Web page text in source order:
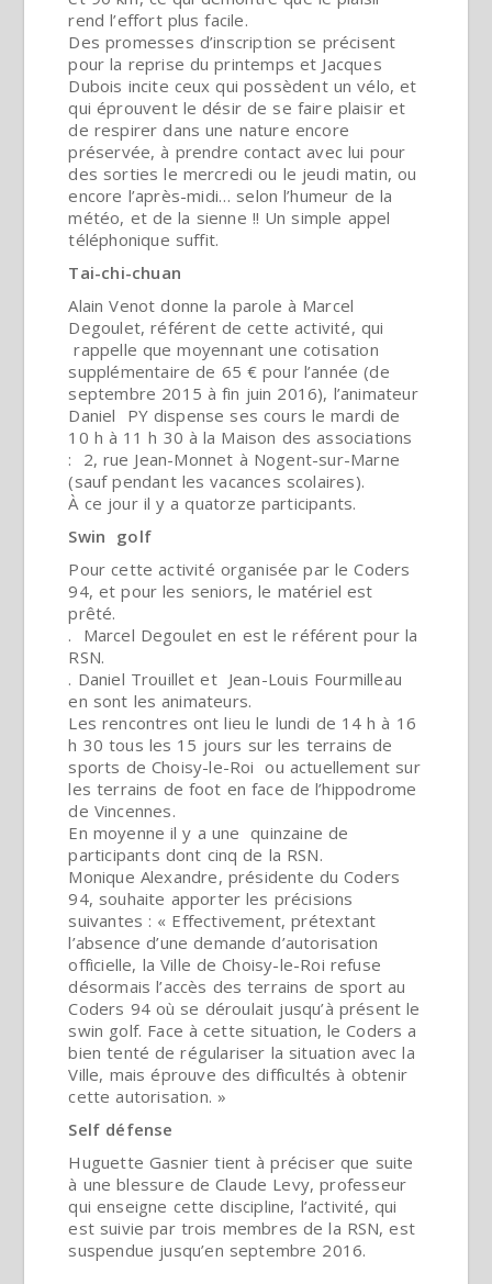
rend l’effort plus facile.
Des promesses d’inscription se précisent
pour la reprise du printemps et Jacques
Dubois incite ceux qui possèdent un vélo, et
qui éprouvent le désir de se faire plaisir et
de respirer dans une nature encore
préservée, à prendre contact avec lui pour
des sorties le mercredi ou le jeudi matin, ou
encore l’après-midi… selon l’humeur de la
météo, et de la sienne !! Un simple appel
téléphonique suffit.
Tai-chi-chuan
Alain Venot donne la parole à Marcel
Degoulet, référent de cette activité, qui
rappelle que moyennant une cotisation
supplémentaire de 65 € pour l’année (de
septembre 2015 à fin juin 2016), l’animateur
Daniel PY dispense ses cours le mardi de
10 h à 11 h 30 à la Maison des associations
: 2, rue Jean-Monnet à Nogent-sur-Marne
(sauf pendant les vacances scolaires).
À ce jour il y a quatorze participants.
Swin golf
Pour cette activité organisée par le Coders
94, et pour les seniors, le matériel est
prêté.
. Marcel Degoulet en est le référent pour la
RSN.
. Daniel Trouillet et Jean-Louis Fourmilleau
en sont les animateurs.
Les rencontres ont lieu le lundi de 14 h à 16
h 30 tous les 15 jours sur les terrains de
sports de Choisy-le-Roi ou actuellement sur
les terrains de foot en face de l’hippodrome
de Vincennes.
En moyenne il y a une quinzaine de
participants dont cinq de la RSN.
Monique Alexandre, présidente du Coders
94, souhaite apporter les précisions
suivantes : « Effectivement, prétextant
l’absence d’une demande d’autorisation
officielle, la Ville de Choisy-le-Roi refuse
désormais l’accès des terrains de sport au
Coders 94 où se déroulait jusqu’à présent le
swin golf. Face à cette situation, le Coders a
bien tenté de régulariser la situation avec la
Ville, mais éprouve des difficultés à obtenir
cette autorisation. »
Self défense
Huguette Gasnier tient à préciser que suite
à une blessure de Claude Levy, professeur
qui enseigne cette discipline, l’activité, qui
est suivie par trois membres de la RSN, est
suspendue jusqu’en septembre 2016.